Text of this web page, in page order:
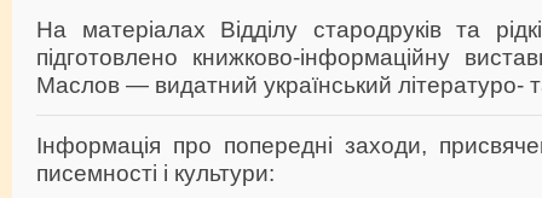
На матеріалах Відділу стародруків та
підготовлено книжково-інформаційну
Маслов — видатний український літературо-
Інформація про попередні заходи,
писемності і культури: